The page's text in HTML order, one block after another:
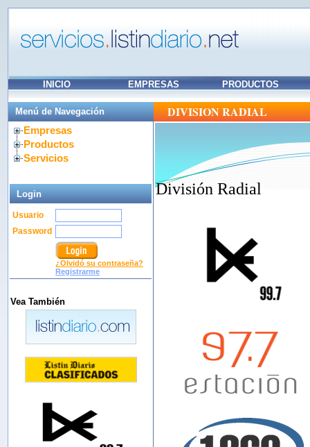
INICIO EMPRESAS PRODUCTOS
Menú de Navegación DIVISION RADIAL
Empresas
Productos
Servicios
Login
Usuario
Password
¿Olvidó su contraseña?
Registrarme
Vea También
División Radial